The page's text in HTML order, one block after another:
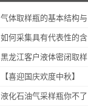
气体取样瓶的基本结构与
工作逻辑是什么？
如何采集具有代表性的含
油水样？——石油类采水
器原理与使用
黑龙江客户液体密闭取样
器项目顺利交付
【喜迎国庆欢度中秋】
2025年国庆中秋放假通知
液化石油气采样瓶你不了